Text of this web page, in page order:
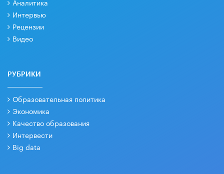
Интервью
Рецензии
Видео
РУБРИКИ
Образовательная политика
Экономика
Качество образования
Интервести
Big data